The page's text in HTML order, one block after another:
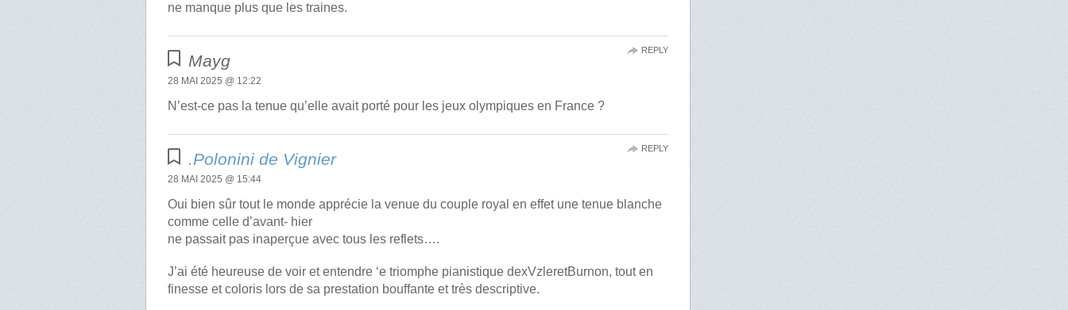
ne manque plus que les traines.
Mayg
28 MAI 2025 @ 12:22
N’est-ce pas la tenue qu’elle avait porté pour les jeux olympiques en France ?
REPLY
.Polonini de Vignier
28 MAI 2025 @ 15:44
Oui bien sûr tout le monde apprécie la venue du couple royal en effet une tenue blanche
comme celle d’avant- hier
ne passait pas inaperçue avec tous les reflets….
J’ai été heureuse de voir et entendre ‘e triomphe pianistique dexVzleretBurnon, tout en
finesse et coloris lors de sa prestation bouffante et très descriptive.
REPLY